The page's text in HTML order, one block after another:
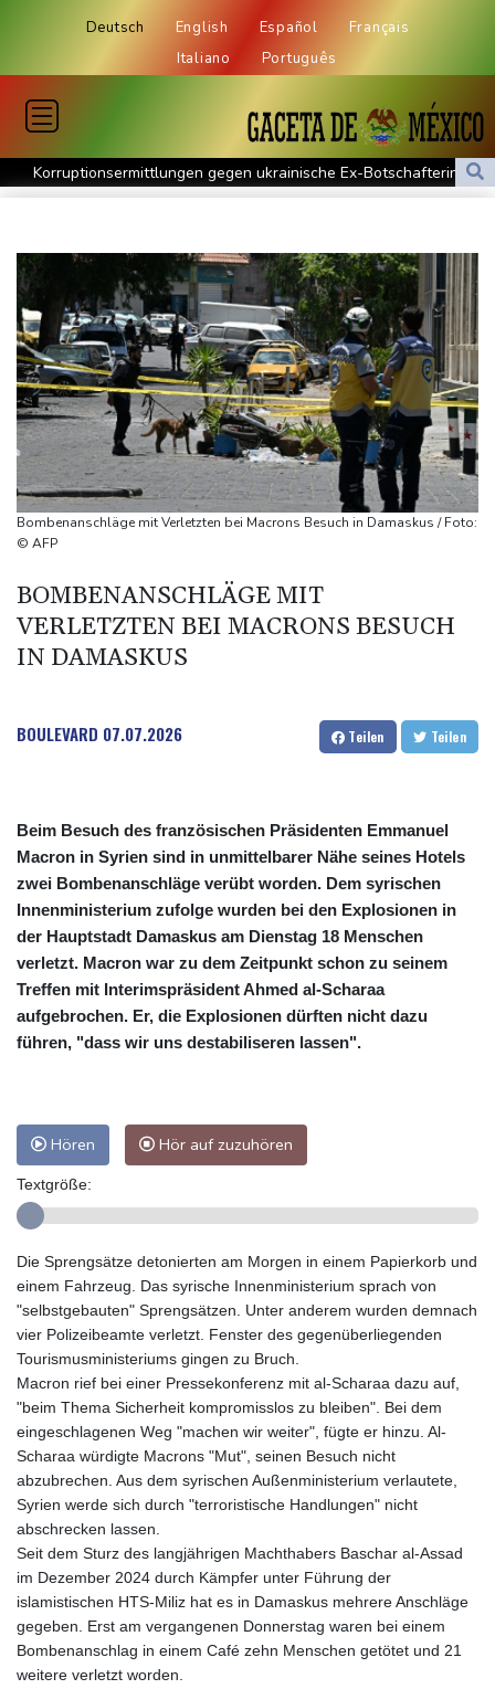
Deutsch English Español
Français
Italiano
Português
Korruptionsermittlungen gegen ukrainische Ex-Botschafterin in
den USA
Bundesverfassungsgericht: Bundestag muss "zeitnah" über
Wahleinsprüche entscheiden
KI-Boom: Siemens verzeichnet Rekord bei Auftragseingang und
deutliche Gewinnzuwachs
Frau aus Berliner Kleingartenvorstand soll fast eine Million Euro
veruntreut haben
Zahl deutscher Azubis sinkt deutlich - Anstieg bei ausländischen
Auszubildenden
Frau fällt bei Gewitter von Motorboot in Bodensee und stirbt
Rüstungsbetrieb in Bayern ausgespäht: Mutmaßlicher Agent
Myanmars Ex-General Min Aung Hlaing zu erstem Besuch in
Thailand als Präsident
Drohnenabwehr: Grüne fordern "klare Zuständigkeiten" - SPD
Bombenanschläge mit Verletzten bei Macrons Besuch in Damaskus / Foto:
© AFP
BOMBENANSCHLÄGE MIT
VERLETZTEN BEI MACRONS BESUCH
IN DAMASKUS
BOULEVARD 07.07.2026 Teilen Teilen
Beim Besuch des französischen Präsidenten Emmanuel
Macron in Syrien sind in unmittelbarer Nähe seines Hotels
zwei Bombenanschläge verübt worden. Dem syrischen
Innenministerium zufolge wurden bei den Explosionen in
der Hauptstadt Damaskus am Dienstag 18 Menschen
verletzt. Macron war zu dem Zeitpunkt schon zu seinem
Treffen mit Interimspräsident Ahmed al-Scharaa
aufgebrochen. Er, die Explosionen dürften nicht dazu
führen, "dass wir uns destabiliseren lassen".
Hören Hör auf zuzuhören
Textgröße:
Die Sprengsätze detonierten am Morgen in einem Papierkorb und
einem Fahrzeug. Das syrische Innenministerium sprach von
"selbstgebauten" Sprengsätzen. Unter anderem wurden demnach
vier Polizeibeamte verletzt. Fenster des gegenüberliegenden
Tourismusministeriums gingen zu Bruch.
Macron rief bei einer Pressekonferenz mit al-Scharaa dazu auf,
"beim Thema Sicherheit kompromisslos zu bleiben". Bei dem
eingeschlagenen Weg "machen wir weiter", fügte er hinzu. Al-
Scharaa würdigte Macrons "Mut", seinen Besuch nicht
abzubrechen. Aus dem syrischen Außenministerium verlautete,
Syrien werde sich durch "terroristische Handlungen" nicht
abschrecken lassen.
Seit dem Sturz des langjährigen Machthabers Baschar al-Assad
im Dezember 2024 durch Kämpfer unter Führung der
islamistischen HTS-Miliz hat es in Damaskus mehrere Anschläge
gegeben. Erst am vergangenen Donnerstag waren bei einem
Bombenanschlag in einem Café zehn Menschen getötet und 21
weitere verletzt worden.